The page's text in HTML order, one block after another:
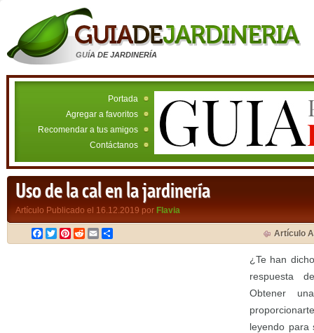
GUÍA DE JARDINERÍA
Portada
Agregar a favoritos
Recomendar a tus amigos
Contáctanos
Uso de la cal en la jardinería
Artículo Publicado el 16.12.2019 por Flavia
Facebook
TwitterPinterest
RedditEmail Artículo
¿Te han
respuesta
Obtener
leyendo